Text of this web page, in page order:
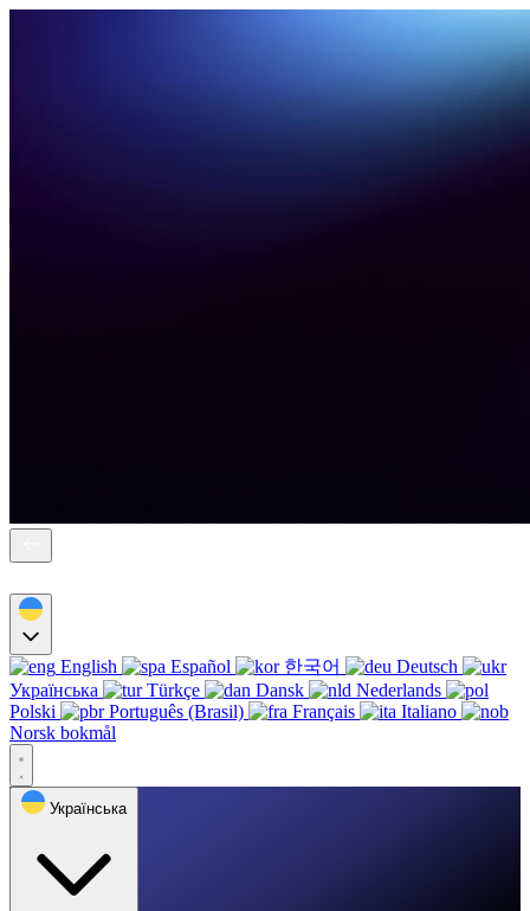
English Español 한국어
Deutsch
Українська
Türkçe Dansk
Nederlands
Polski
Português (Brasil) Français
Italiano
Norsk bokmål
Українська